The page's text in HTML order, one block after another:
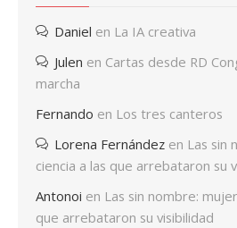
Daniel en La IA creativa
Julen en Cartas desde RD
marcha
Fernando en Los tres canteros
Lorena Fernández en Las sin
ciencia a las que arrebataron su
Antonoi en Las sin nombre:
que arrebataron su visibilidad